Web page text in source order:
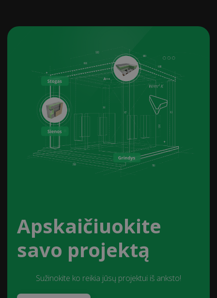
Apskaičiuokite
savo projektą
Sužinokite ko reikia jūsų projektui iš anksto!